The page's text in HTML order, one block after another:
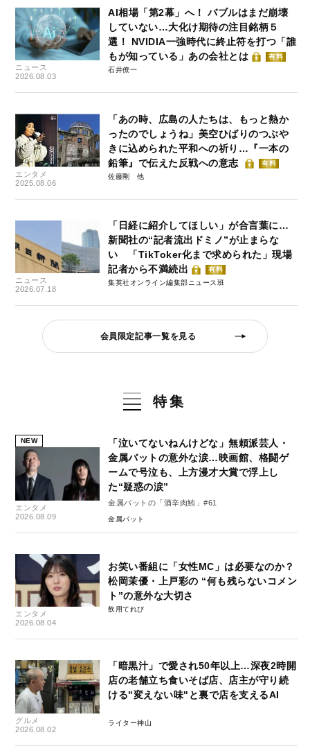
ニュース
2026.08.03
AI相場「第2幕」へ！ バブルはまだ崩壊
していない…大化け期待の注目銘柄５
選！ NVIDIA一強時代に終止符を打つ「誰
もが知っている」あの会社とは
有料
石井僚一
エンタメ
2025.08.06
「あの時、広島の人たちは、もっと熱か
ったのでしょうね」美空ひばりのつぶや
きに込められた平和への祈り…『一本の
鉛筆』で伝えた反戦への意志
有料
佐藤剛
ニュース
2026.07.18
「日経に紹介してほしい」が合言葉に…
新聞社の“記者流出ドミノ”が止まらな
い 「TikToker化まで求められた」現場
記者から不満続出
有料
集英社オンライン編集部ニュース班
会員限定記事一覧を見る
特集
NEW
エンタメ
2026.08.09
「泣いてないねんけどな」無頼派芸人・
金属バットの意外な涙…映画館、格闘ゲ
ームで号泣も、上方漫才大賞で浮上し
た“疑惑の涙”
金属バットの「酒辛肉鮪」#61
金属バット
エンタメ
2026.08.04
お笑い番組に「女性MC」は必要なのか？
松岡茉優・上戸彩の “何も残らないコメン
ト”の意外な大切さ
飲用てれび
グルメ
2026.08.02
「暗黒汁」で愛され50年以上…深夜2時開
店の老舗立ち食いそば店、店主が守り続
ける"変えない味"と裏で店を支えるAI
ライター神山